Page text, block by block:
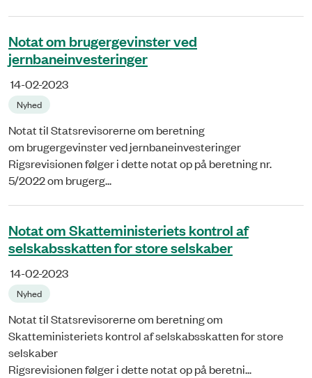
Notat om brugergevinster ved
jernbaneinvesteringer
14-02-2023
Nyhed
Notat til Statsrevisorerne om beretning
om brugergevinster ved jernbaneinvesteringer
Rigsrevisionen følger i dette notat op på beretning nr.
5/2022 om brugerg...
Notat om Skatteministeriets kontrol af
selskabsskatten for store selskaber
14-02-2023
Nyhed
Notat til Statsrevisorerne om beretning om
Skatteministeriets kontrol af selskabsskatten for store
selskaber
Rigsrevisionen følger i dette notat op på beretni...